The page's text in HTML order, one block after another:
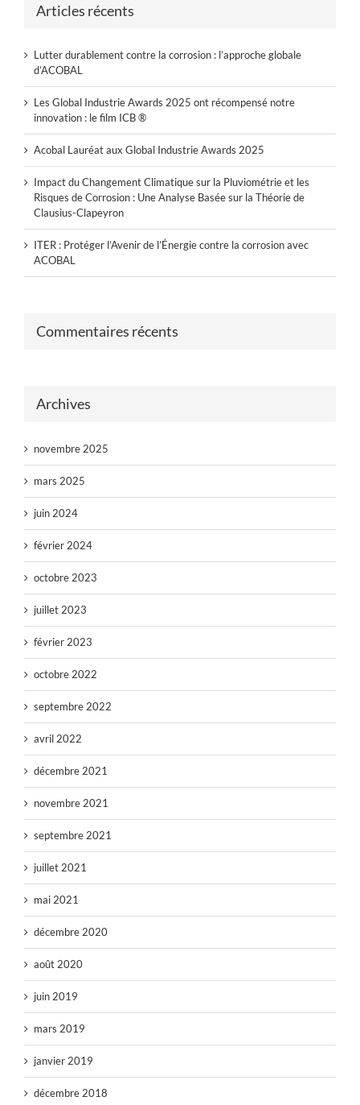
Articles récents
Lutter durablement contre la corrosion : l’approche globale
d’ACOBAL
Les Global Industrie Awards 2025 ont récompensé notre
innovation : le film ICB ®
Acobal Lauréat aux Global Industrie Awards 2025
Impact du Changement Climatique sur la Pluviométrie et les
Risques de Corrosion : Une Analyse Basée sur la Théorie de
Clausius-Clapeyron
ITER : Protéger l’Avenir de l’Énergie contre la corrosion avec
ACOBAL
Commentaires récents
Archives
novembre 2025
mars 2025
juin 2024
février 2024
octobre 2023
juillet 2023
février 2023
octobre 2022
septembre 2022
avril 2022
décembre 2021
novembre 2021
septembre 2021
juillet 2021
mai 2021
décembre 2020
août 2020
juin 2019
mars 2019
janvier 2019
décembre 2018